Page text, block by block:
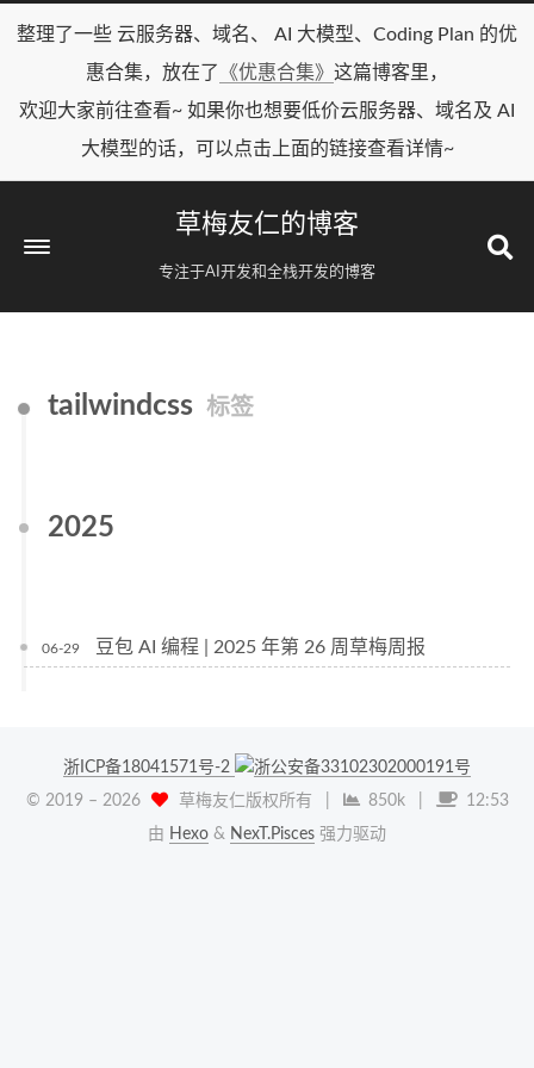
整理了一些 云服务器、域名、 AI 大模型、Coding Plan 的优
惠合集，放在了
《优惠合集》 这篇博客里，
欢迎大家前往查看~ 如果你也想要低价云服务器、域名及 AI
大模型的话，可以点击上面的链接查看详情~
草梅友仁的博客
专注于AI开发和全栈开发的博客
tailwindcss 标签
2025
06-29 豆包 AI 编程 | 2025 年第 26 周草梅周报
浙ICP备18041571号-2
浙公安备33102302000191号
© 2019 – 2026 草梅友仁版权所有 850k
12:53
由 Hexo & NexT.Pisces 强力驱动